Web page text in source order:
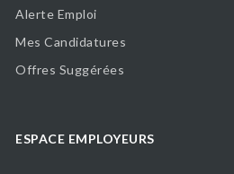
Alerte Emploi
Mes Candidatures
Offres Suggérées
ESPACE EMPLOYEURS